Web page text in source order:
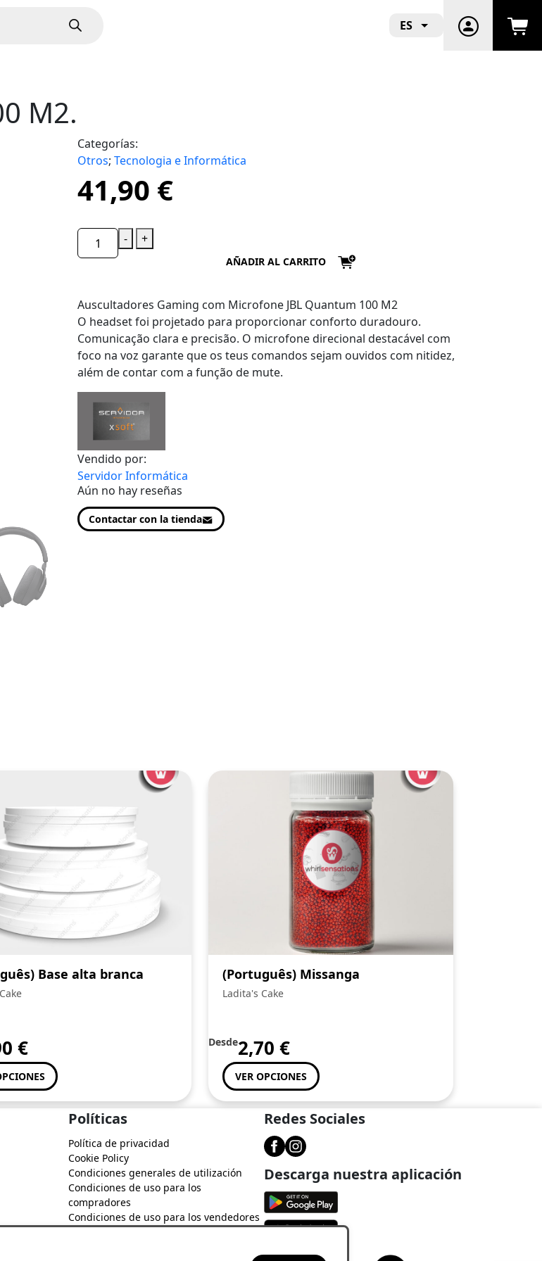
ES
M2.
Categorías:
Otros; Tecnologia e Informática
41,90 €
- +
AÑADIR AL CARRITO
Auscultadores Gaming com Microfone JBL Quantum 100 M2
O headset foi projetado para proporcionar conforto duradouro.
Comunicação clara e precisão. O microfone direcional destacável com
foco na voz garante que os teus comandos sejam ouvidos com nitidez,
além de contar com a função de mute.
Vendido por:
Servidor Informática
Aún no hay reseñas
Contactar con la tienda
Base alta branca
€
(Português) Missanga
Ladita's Cake
Desde2,70 €
VER OPCIONES
Políticas
Política de privacidad
Cookie Policy
Condiciones generales de utilización
Condiciones de uso para los
compradores
Condiciones de uso para los vendedores
Regulamento de Utilização dos Cacifos
Redes Sociales
Descarga nuestra aplicación